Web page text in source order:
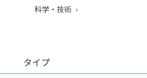
科学・技術
タイプ